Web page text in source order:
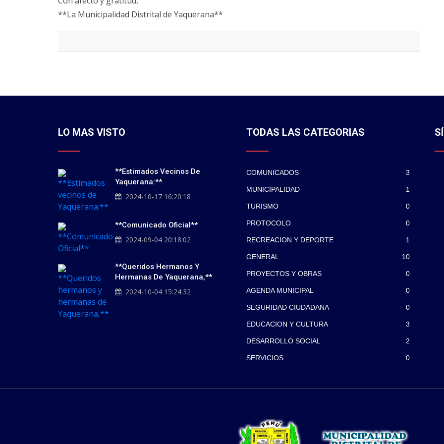
**La Municipalidad Distrital de Yaquerana**
LO MAS VISTO
**Estimados Vecinos De
Yaquerana:**
2024-10-17 16:20:18
**Comunicado Oficial**
2024-09-04 20:18:02
**Queridos Hermanos Y
Hermanas De Yaquerana,**
2024-10-04 15:24:32
TODAS LAS CATEGORIAS
COMUNICADOS 3
MUNICIPALIDAD 1
TURISMO 0
PROTOCOLO 0
RECREACION Y DEPORTE 1
GENERAL 10
PROYECTOS Y OBRAS 0
AGENDA MUNICIPAL 0
SEGURIDAD CIUDADANA 0
EDUCACION Y CULTURA 3
DESARROLLO SOCIAL 2
SERVICIOS 0